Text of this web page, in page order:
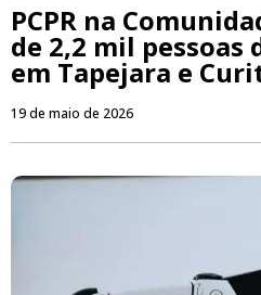
PCPR na
de 2,2 mil pessoas
em Tapejara e
19 de maio de 2026